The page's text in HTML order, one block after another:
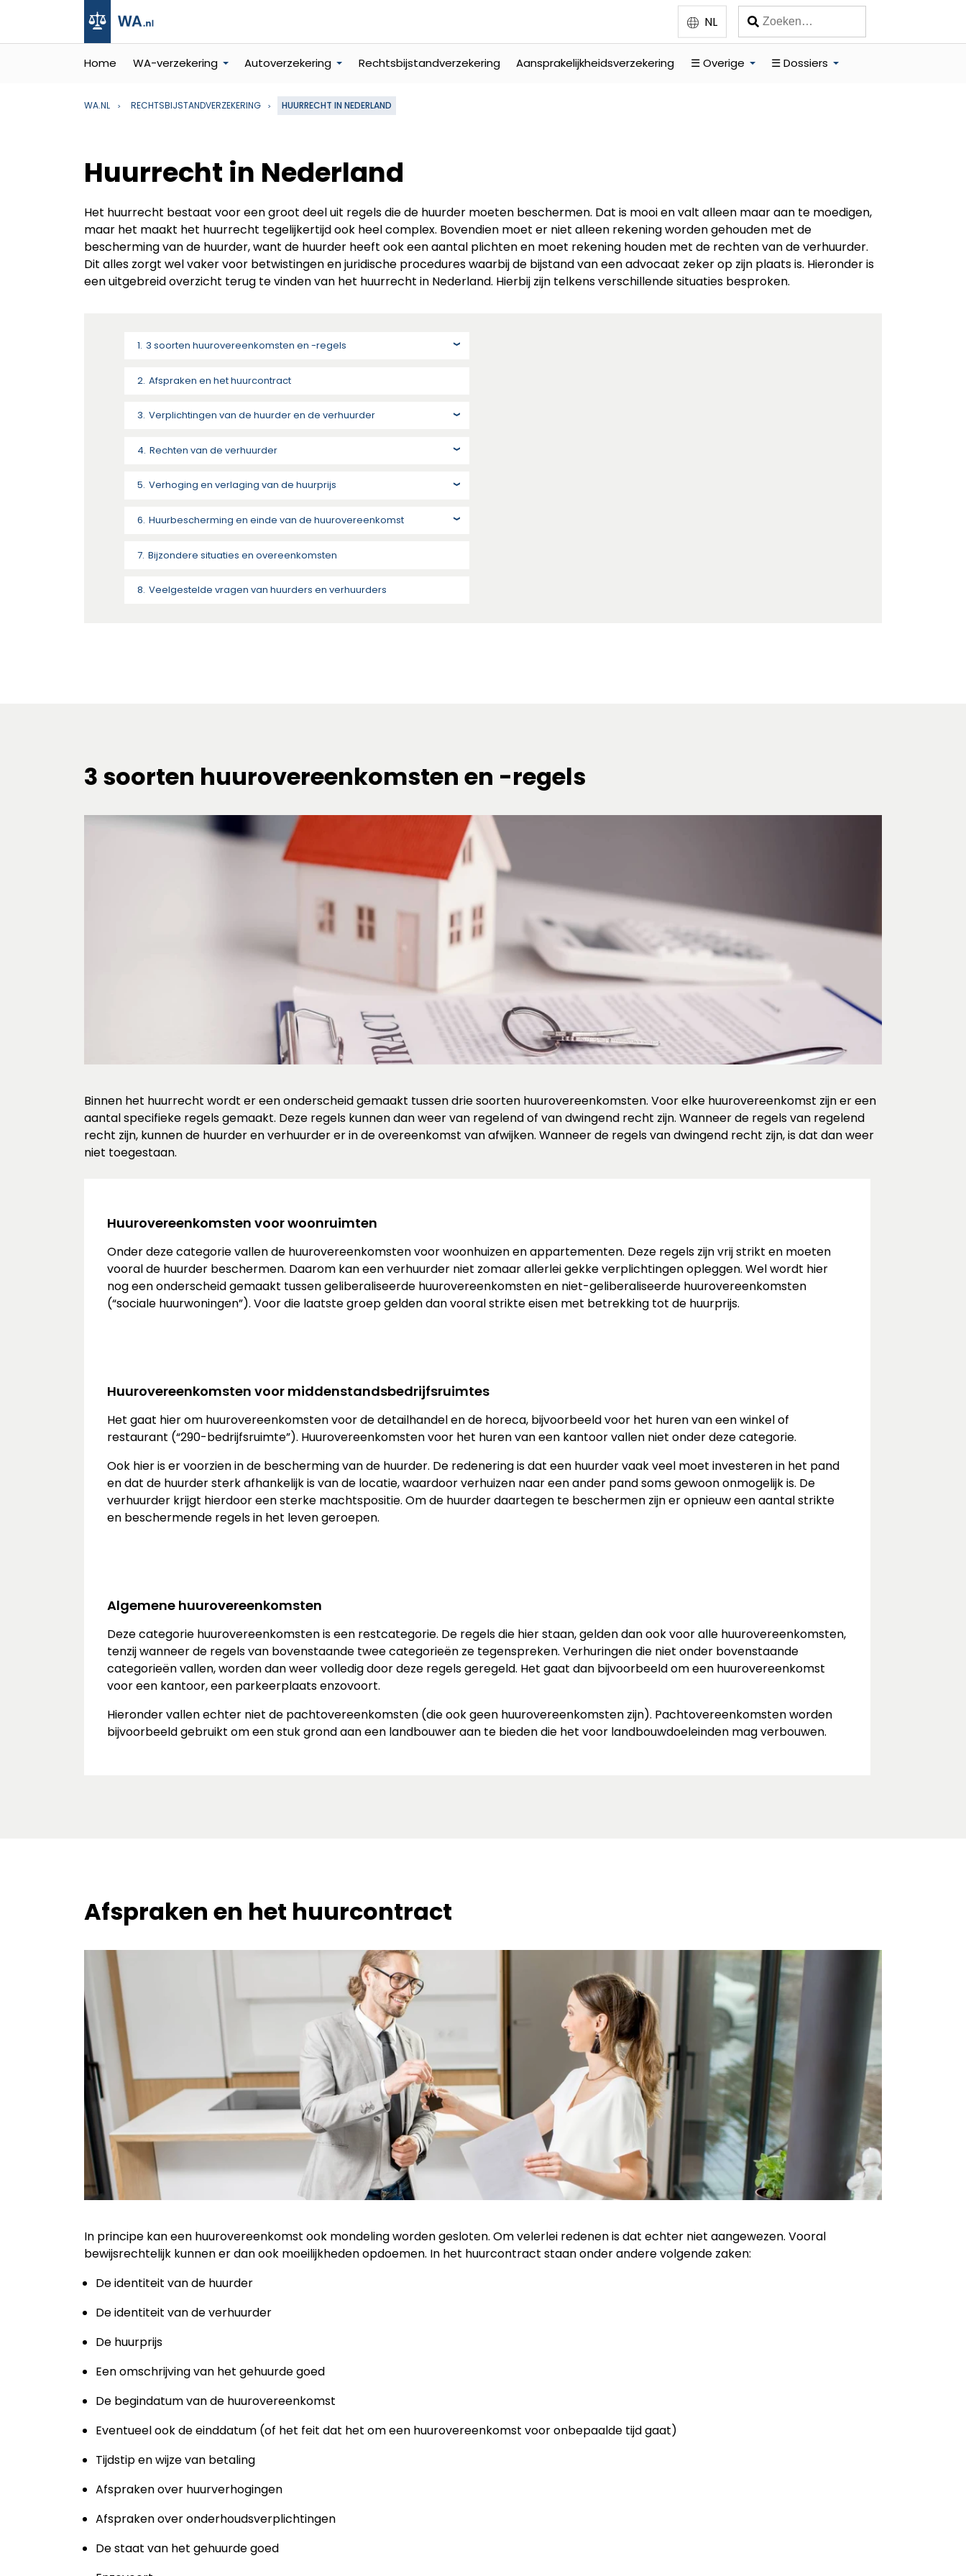
NL
Home WA-verzekering Autoverzekering Rechtsbijstandverzekering Aansprakelijkheidsverzekering ☰ Overige ☰ Dossiers
WA.NL RECHTSBIJSTANDVERZEKERING HUURRECHT IN NEDERLAND
Huurrecht in Nederland
Het huurrecht bestaat voor een groot deel uit regels die de huurder moeten beschermen. Dat is mooi en valt alleen maar aan te moedigen,
maar het maakt het huurrecht tegelijkertijd ook heel complex. Bovendien moet er niet alleen rekening worden gehouden met de
bescherming van de huurder, want de huurder heeft ook een aantal plichten en moet rekening houden met de rechten van de verhuurder.
Dit alles zorgt wel vaker voor betwistingen en juridische procedures waarbij de bijstand van een advocaat zeker op zijn plaats is. Hieronder is
een uitgebreid overzicht terug te vinden van het huurrecht in Nederland. Hierbij zijn telkens verschillende situaties besproken.
3 soorten huurovereenkomsten en -regels
Afspraken en het huurcontract
Verplichtingen van de huurder en de verhuurder
Rechten van de verhuurder
Verhoging en verlaging van de huurprijs
Huurbescherming en einde van de huurovereenkomst
Bijzondere situaties en overeenkomsten
Veelgestelde vragen van huurders en verhuurders
3 soorten huurovereenkomsten en -regels
Binnen het huurrecht wordt er een onderscheid gemaakt tussen drie soorten huurovereenkomsten. Voor elke huurovereenkomst zijn er een
aantal specifieke regels gemaakt. Deze regels kunnen dan weer van regelend of van dwingend recht zijn. Wanneer de regels van regelend
recht zijn, kunnen de huurder en verhuurder er in de overeenkomst van afwijken. Wanneer de regels van dwingend recht zijn, is dat dan weer
niet toegestaan.
Huurovereenkomsten voor woonruimten
Onder deze categorie vallen de huurovereenkomsten voor woonhuizen en appartementen. Deze regels zijn vrij strikt en moeten
vooral de huurder beschermen. Daarom kan een verhuurder niet zomaar allerlei gekke verplichtingen opleggen. Wel wordt hier
nog een onderscheid gemaakt tussen geliberaliseerde huurovereenkomsten en niet-geliberaliseerde huurovereenkomsten
(“sociale huurwoningen”). Voor die laatste groep gelden dan vooral strikte eisen met betrekking tot de huurprijs.
Huurovereenkomsten voor middenstandsbedrijfsruimtes
Het gaat hier om huurovereenkomsten voor de detailhandel en de horeca, bijvoorbeeld voor het huren van een winkel of
restaurant (“290-bedrijfsruimte”). Huurovereenkomsten voor het huren van een kantoor vallen niet onder deze categorie.
Ook hier is er voorzien in de bescherming van de huurder. De redenering is dat een huurder vaak veel moet investeren in het pand
en dat de huurder sterk afhankelijk is van de locatie, waardoor verhuizen naar een ander pand soms gewoon onmogelijk is. De
verhuurder krijgt hierdoor een sterke machtspositie. Om de huurder daartegen te beschermen zijn er opnieuw een aantal strikte
en beschermende regels in het leven geroepen.
Algemene huurovereenkomsten
Deze categorie huurovereenkomsten is een restcategorie. De regels die hier staan, gelden dan ook voor alle huurovereenkomsten,
tenzij wanneer de regels van bovenstaande twee categorieën ze tegenspreken. Verhuringen die niet onder bovenstaande
categorieën vallen, worden dan weer volledig door deze regels geregeld. Het gaat dan bijvoorbeeld om een huurovereenkomst
voor een kantoor, een parkeerplaats enzovoort.
Hieronder vallen echter niet de pachtovereenkomsten (die ook geen huurovereenkomsten zijn). Pachtovereenkomsten worden
bijvoorbeeld gebruikt om een stuk grond aan een landbouwer aan te bieden die het voor landbouwdoeleinden mag verbouwen.
Afspraken en het huurcontract
In principe kan een huurovereenkomst ook mondeling worden gesloten. Om velerlei redenen is dat echter niet aangewezen. Vooral
bewijsrechtelijk kunnen er dan ook moeilijkheden opdoemen. In het huurcontract staan onder andere volgende zaken:
De identiteit van de huurder
De identiteit van de verhuurder
De huurprijs
Een omschrijving van het gehuurde goed
De begindatum van de huurovereenkomst
Eventueel ook de einddatum (of het feit dat het om een huurovereenkomst voor onbepaalde tijd gaat)
Tijdstip en wijze van betaling
Afspraken over huurverhogingen
Afspraken over onderhoudsverplichtingen
De staat van het gehuurde goed